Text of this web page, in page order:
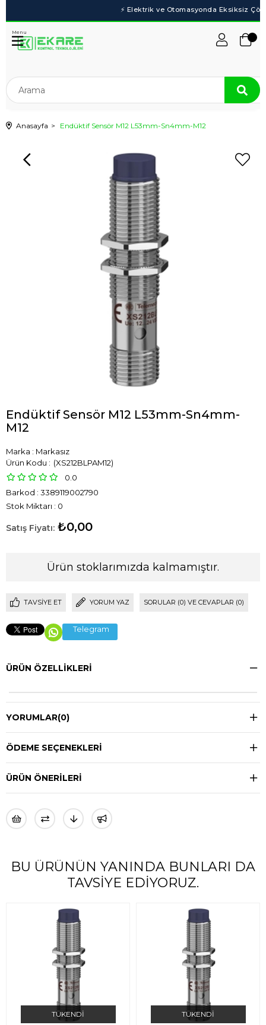
Menu
Anasayfa Endüktif Sensör M12 L53mm-Sn4mm-M12
Endüktif Sensör M12 L53mm-Sn4mm-
M12
Marka : Markasız
(XS212BLPAM12)
0.0
Barkod : 3389119002790
Stok Miktarı : 0
₺0,00
Ürün stoklarımızda kalmamıştır.
TAVSIYE ET YORUM YAZ SORULAR (0) VE CEVAPLAR (0)
Telegram
ÜRÜN ÖZELLIKLERI
YORUMLAR(0)
ÖDEME SEÇENEKLERI
ÜRÜN ÖNERILERI
BU ÜRÜNÜN YANINDA BUNLARI DA
TAVSIYE EDIYORUZ.
TÜKENDI TÜKENDI